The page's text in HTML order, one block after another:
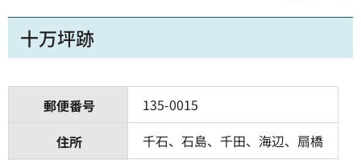
十万坪跡
郵便番号
135-0015
住所
千石、石島、千田、海辺、扇橋